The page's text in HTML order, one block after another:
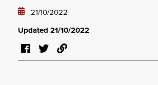
21/10/2022
Updated 21/10/2022